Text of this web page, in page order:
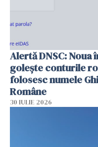
Alertă DNSC: Noua
golește conturile
folosesc numele
Române
30 IULIE 2026